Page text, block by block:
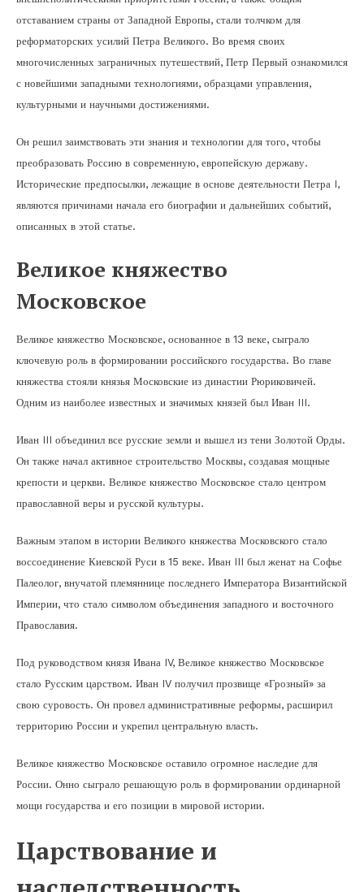
отставанием страны от Западной Европы, стали толчком для
реформаторских усилий Петра Великого. Во время своих
многочисленных заграничных путешествий, Петр Первый ознакомился
с новейшими западными технологиями, образцами управления,
культурными и научными достижениями.
Он решил заимствовать эти знания и технологии для того, чтобы
преобразовать Россию в современную, европейскую державу.
Исторические предпосылки, лежащие в основе деятельности Петра I,
являются причинами начала его биографии и дальнейших событий,
описанных в этой статье.
Великое княжество
Московское
Великое княжество Московское, основанное в 13 веке, сыграло
ключевую роль в формировании российского государства. Во главе
княжества стояли князья Московские из династии Рюриковичей.
Одним из наиболее известных и значимых князей был Иван III.
Иван III объединил все русские земли и вышел из тени Золотой Орды.
Он также начал активное строительство Москвы, создавая мощные
крепости и церкви. Великое княжество Московское стало центром
православной веры и русской культуры.
Важным этапом в истории Великого княжества Московского стало
воссоединение Киевской Руси в 15 веке. Иван III был женат на Софье
Палеолог, внучатой племяннице последнего Императора Византийской
Империи, что стало символом объединения западного и восточного
Православия.
Под руководством князя Ивана IV, Великое княжество Московское
стало Русским царством. Иван IV получил прозвище «Грозный» за
свою суровость. Он провел административные реформы, расширил
территорию России и укрепил центральную власть.
Великое княжество Московское оставило огромное наследие для
России. Онно сыграло решающую роль в формировании ординарной
мощи государства и его позиции в мировой истории.
Царствование и